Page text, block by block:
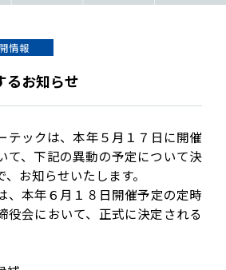
情報
るお知らせ
テックは、本年５月１７日に開催
て、下記の異動の予定について決
お知らせいたします。
、本年６月１８日開催予定の定時
役会において、正式に決定される